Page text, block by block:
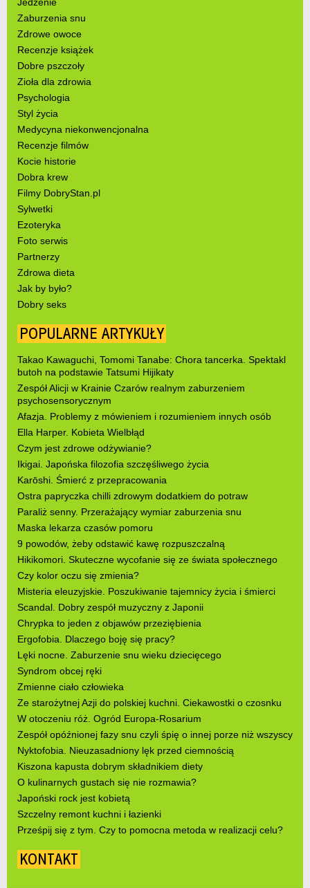
Zaburzenia snu
Zdrowe owoce
Recenzje książek
Dobre pszczoły
Zioła dla zdrowia
Psychologia
Styl życia
Medycyna niekonwencjonalna
Recenzje filmów
Kocie historie
Dobra krew
Filmy DobryStan.pl
Sylwetki
Ezoteryka
Foto serwis
Partnerzy
Zdrowa dieta
Jak by było?
Dobry seks
POPULARNE ARTYKUŁY
Takao Kawaguchi, Tomomi Tanabe: Chora tancerka. Spektakl
butoh na podstawie Tatsumi Hijikaty
Zespół Alicji w Krainie Czarów realnym zaburzeniem
psychosensorycznym
Afazja. Problemy z mówieniem i rozumieniem innych osób
Ella Harper. Kobieta Wielbłąd
Czym jest zdrowe odżywianie?
Ikigai. Japońska filozofia szczęśliwego życia
Karōshi. Śmierć z przepracowania
Ostra papryczka chilli zdrowym dodatkiem do potraw
Paraliż senny. Przerażający wymiar zaburzenia snu
Maska lekarza czasów pomoru
9 powodów, żeby odstawić kawę rozpuszczalną
Hikikomori. Skuteczne wycofanie się ze świata społecznego
Czy kolor oczu się zmienia?
Misteria eleuzyjskie. Poszukiwanie tajemnicy życia i śmierci
Scandal. Dobry zespół muzyczny z Japonii
Chrypka to jeden z objawów przeziębienia
Ergofobia. Dlaczego boję się pracy?
Lęki nocne. Zaburzenie snu wieku dziecięcego
Syndrom obcej ręki
Zmienne ciało człowieka
Ze starożytnej Azji do polskiej kuchni. Ciekawostki o czosnku
W otoczeniu róż. Ogród Europa-Rosarium
Zespół opóźnionej fazy snu czyli śpię o innej porze niż wszyscy
Nyktofobia. Nieuzasadniony lęk przed ciemnością
Kiszona kapusta dobrym składnikiem diety
O kulinarnych gustach się nie rozmawia?
Japoński rock jest kobietą
Szczelny remont kuchni i łazienki
Prześpij się z tym. Czy to pomocna metoda w realizacji celu?
KONTAKT